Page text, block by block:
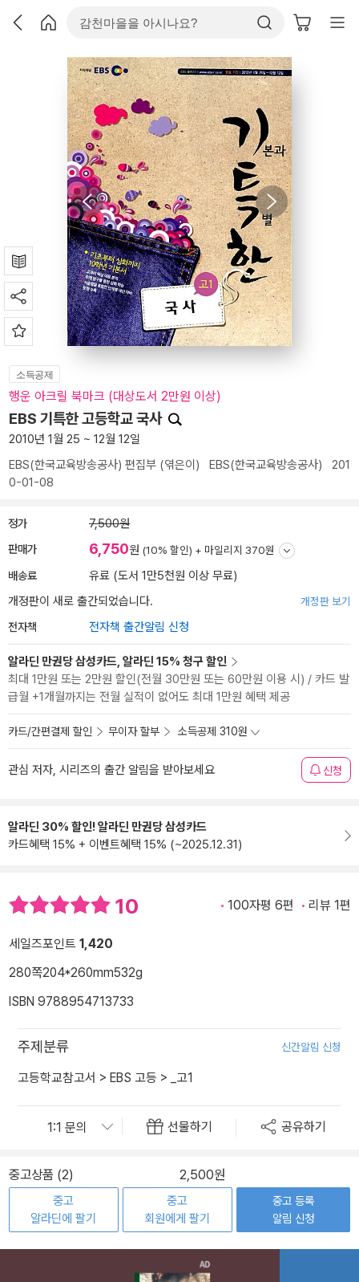
소득공제
행운 아크릴 북마크 (대상도서 2만원 이상)
EBS 기특한 고등학교 국사
2010년 1월 25 ~ 12월 12일
EBS(한국교육방송공사) 편집부 (엮은이) EBS(한국교육방송공사) 201
0-01-08
정가 7,500원
판매가 6,750원 (10% 할인) + 마일리지 370원
배송료
유료 (도서 1만5천원 이상 무료)
개정판이 새로 출간되었습니다.
개정판 보기
전자책 전자책 출간알림 신청
알라딘 만권당 삼성카드, 알라딘 15% 청구 할인
최대 1만원 또는 2만원 할인(전월 30만원 또는 60만원 이용 시) / 카드 발
급월 +1개월까지는 전월 실적이 없어도 최대 1만원 혜택 제공
카드/간편결제 할인 무이자 할부 소득공제 310원
관심 저자, 시리즈의 출간 알림을 받아보세요 신청
알라딘 30% 할인! 알라딘 만권당 삼성카드
카드혜택 15% + 이벤트혜택 15% (~2025.12.31)
10 100자평 6편 리뷰 1편
세일즈포인트 1,420
280쪽204*260mm532g
ISBN 9788954713733
주제분류 신간알림 신청
고등학교참고서 > EBS 고등 > _고1
선물하기 공유하기
중고상품 (2) 2,500원
중고
알라딘에 팔기
중고
회원에게 팔기
중고 등록
알림 신청